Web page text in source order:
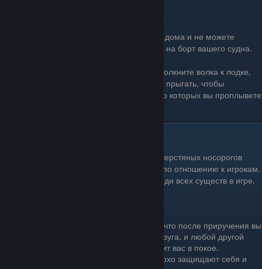
Если вы приручили волка очень далеко от дома и не можете
добраться пешком, вы можете взять волка на борт вашего судна.
Постройте док над своим кораблем и подтолкните волка к лодке,
но будьте осторожны, поскольку они будут прыгать, чтобы
атаковать любых враждебных мобов, мимо которых вы проплывете
Локсы - большие, похожие на шерстяных носорогов
рептилии (да-да), враждебные по отношению к игрокам.
У них худшее зрение и слух среди всех существ в игре.
Возможно, вам будет приятно узнать, что после приручения вы
можете погладить своего пушистого друга, и любой другой
локс, находящийся поблизости, оставит вас в покое.
Локсы не защищают вас, но они неплохо защищают себя и